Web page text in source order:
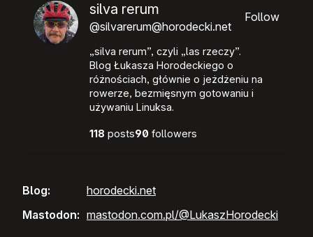
silva rerum
@silvarerum@horodecki.net
Follow
„silva rerum”, czyli „las rzeczy”.
Blog Łukasza Horodeckiego o
różnościach, głównie o jeżdżeniu na
rowerze, bezmięsnym gotowaniu i
używaniu Linuksa.
118 posts90 followers
Blog
horodecki.net
Mastodon
mastodon.com.pl/@LukaszHorodecki